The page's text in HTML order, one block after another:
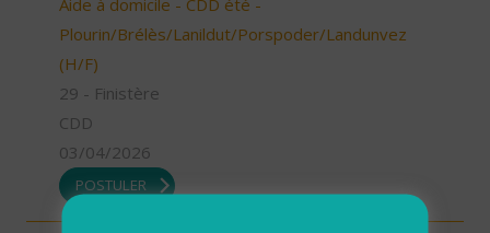
Plourin/Brélès/Lanildut/Porspoder/Landunvez
(H/F)
29 - Finistère
CDD
03/04/2026
POSTULER